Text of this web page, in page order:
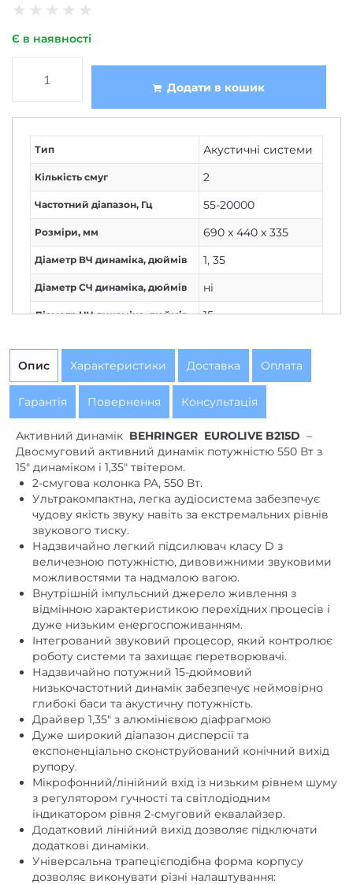
★ ★ ★ ★ ★
Є в наявності
Додати в кошик
Тип Акустичні системи
Кількість смуг 2
Частотний діапазон, Гц 55-20000
Розміри, мм 690 x 440 x 335
Діаметр ВЧ динаміка, дюймів 1, 35
Діаметр СЧ динаміка, дюймів ні
Діаметр НЧ динаміка, дюймів 15
Опис Характеристики Доставка Оплата
Гарантія Повернення Консультація
Активний динамік BEHRINGER EUROLIVE B215D –
Двосмуговий активний динамік потужністю 550 Вт з
15″ динаміком і 1,35″ твітером.
2-смугова колонка PA, 550 Вт.
Ультракомпактна, легка аудіосистема забезпечує
чудову якість звуку навіть за екстремальних рівнів
звукового тиску.
Надзвичайно легкий підсилювач класу D з
величезною потужністю, дивовижними звуковими
можливостями та надмалою вагою.
Внутрішній імпульсний джерело живлення з
відмінною характеристикою перехідних процесів і
дуже низьким енергоспоживанням.
Інтегрований звуковий процесор, який контролює
роботу системи та захищає перетворювачі.
Надзвичайно потужний 15-дюймовий
низькочастотний динамік забезпечує неймовірно
глибокі баси та акустичну потужність.
Драйвер 1,35″ з алюмінієвою діафрагмою
Дуже широкий діапазон дисперсії та
експоненціально сконструйований конічний вихід
рупору.
Мікрофонний/лінійний вхід із низьким рівнем шуму
з регулятором гучності та світлодіодним
індикатором рівня 2-смуговий еквалайзер.
Додатковий лінійний вихід дозволяє підключати
додаткові динаміки.
Універсальна трапецієподібна форма корпусу
дозволяє виконувати різні налаштування: